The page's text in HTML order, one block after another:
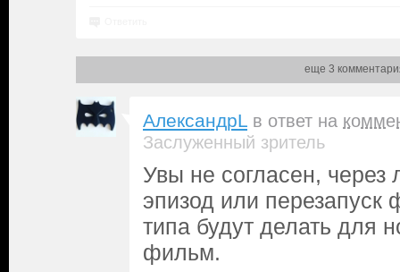
еще 3
АлександрL в ответ на
Заслуженный зритель
Увы не согласен, через
эпизод или
типа будут делать для
фильм.